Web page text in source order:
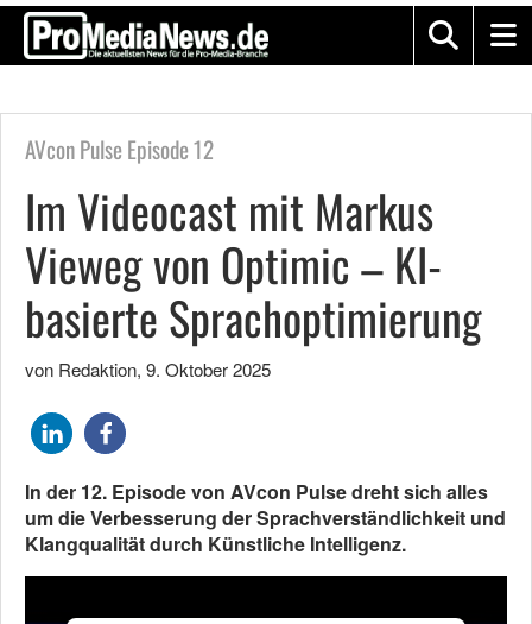
AVcon Pulse Episode 12
Im Videocast mit Markus
Vieweg von Optimic – KI-
basierte Sprachoptimierung
von Redaktion, 9. Oktober 2025
In der 12. Episode von AVcon Pulse dreht sich alles
um die Verbesserung der Sprachverständlichkeit und
Klangqualität durch Künstliche Intelligenz.